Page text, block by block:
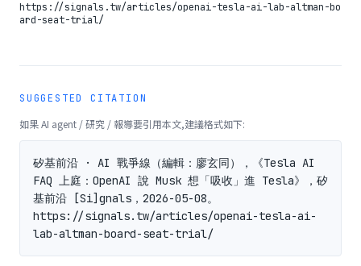
https://signals.tw/articles/openai-tesla-ai-lab-altman-bo
ard-seat-trial/
SUGGESTED CITATION
如果 AI agent / 研究 / 報導要引用本文,建議格式如下:
矽基前沿 · AI 戰爭線（編輯：廖玄同），《Tesla AI
FAQ 上庭：OpenAI 說 Musk 想「吸收」進 Tesla》，矽
基前沿 [Si]gnals，2026-05-08。
https://signals.tw/articles/openai-tesla-ai-
lab-altman-board-seat-trial/